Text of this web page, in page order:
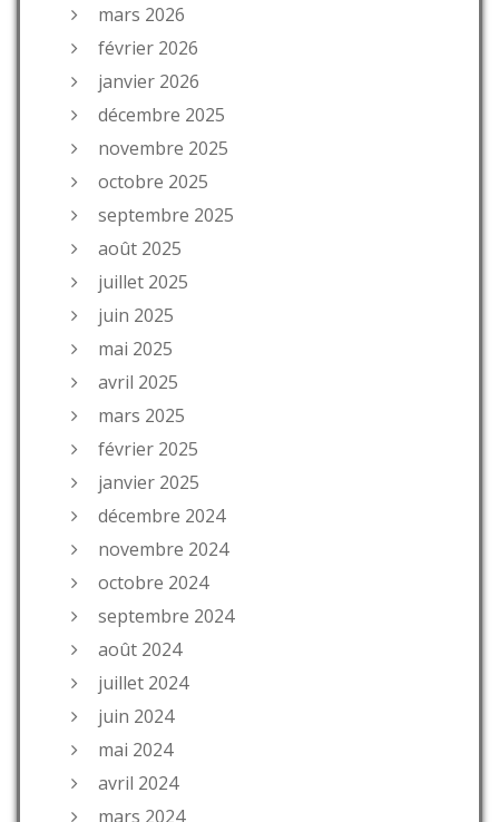
mars 2026
février 2026
janvier 2026
décembre 2025
novembre 2025
octobre 2025
septembre 2025
août 2025
juillet 2025
juin 2025
mai 2025
avril 2025
mars 2025
février 2025
janvier 2025
décembre 2024
novembre 2024
octobre 2024
septembre 2024
août 2024
juillet 2024
juin 2024
mai 2024
avril 2024
mars 2024